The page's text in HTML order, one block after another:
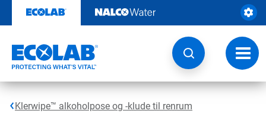
indhold
Skift
Klerwipe™ alkoholpose og -klude til renrum